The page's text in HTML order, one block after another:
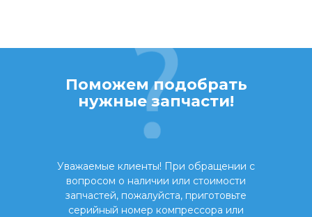
Поможем подобрать
нужные запчасти!
Уважаемые клиенты! При обращении с
вопросом о наличии или стоимости
запчастей, пожалуйста, приготовьте
серийный номер компрессора или